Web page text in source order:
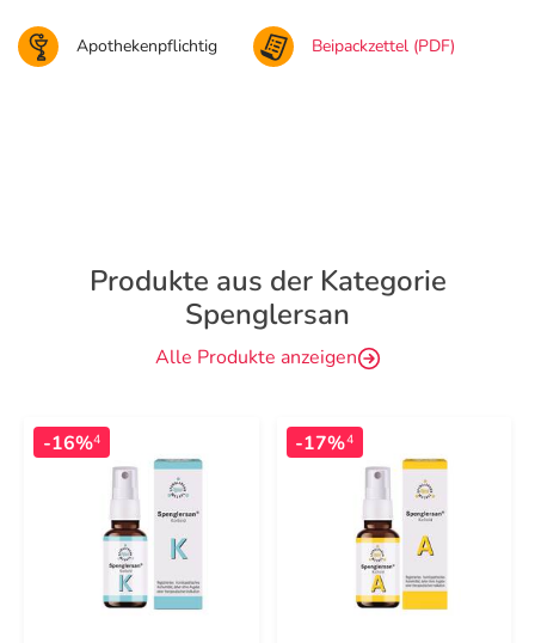
Apothekenpflichtig Beipackzettel (PDF)
Produkte aus der Kategorie
Spenglersan
Alle Produkte anzeigen
-16%4 -17%4